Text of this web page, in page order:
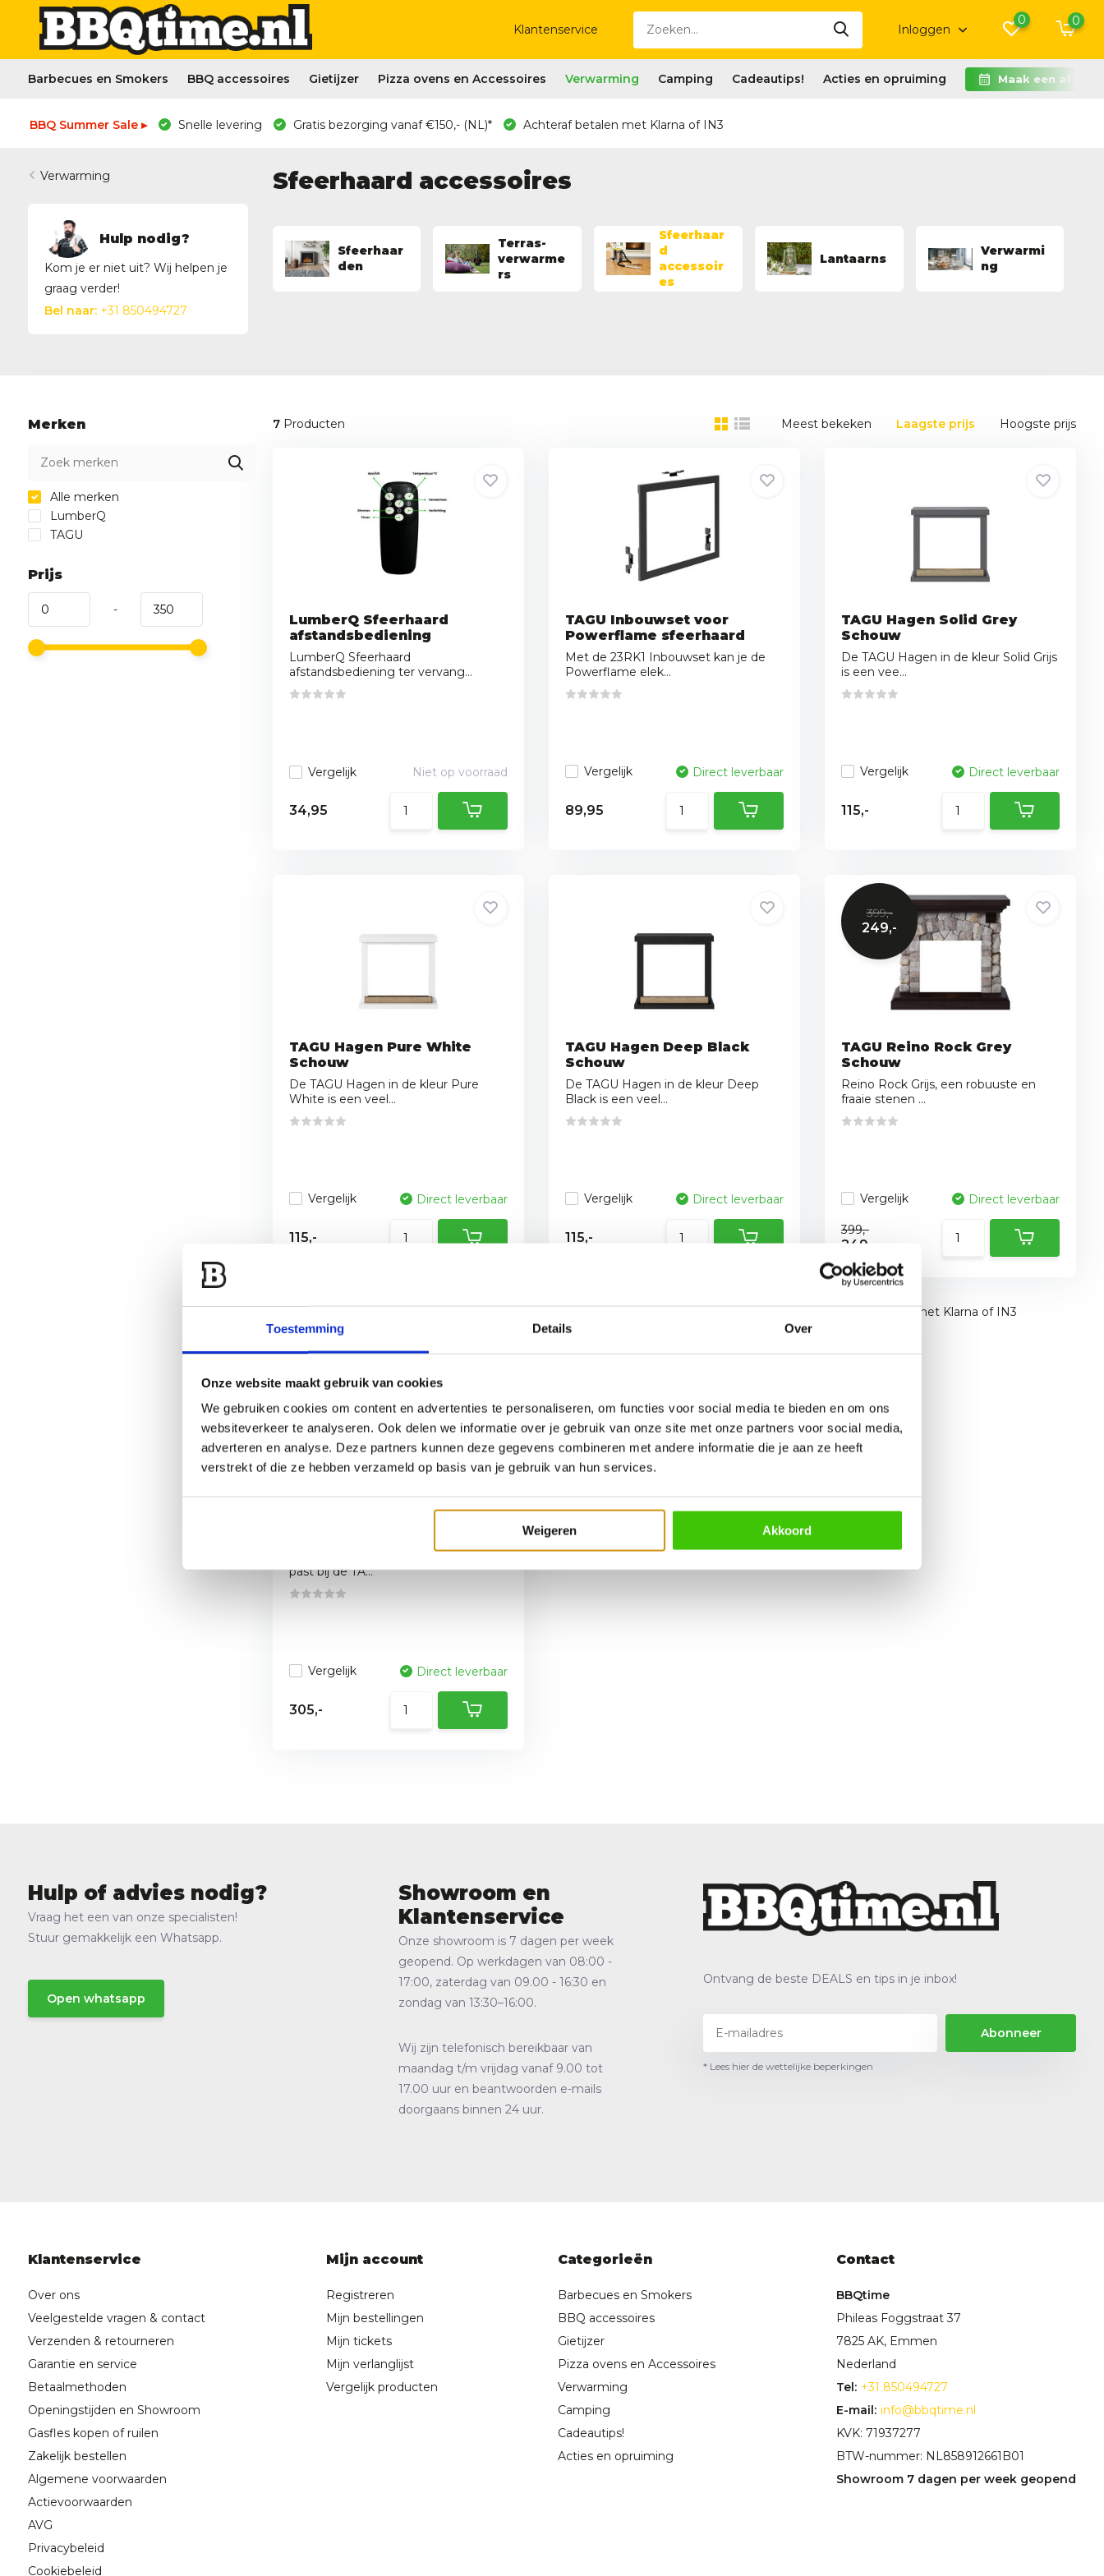
Toestemming Details Over
Onze website maakt gebruik van cookies
We gebruiken cookies om content en advertenties te personaliseren, om functies voor social media te bieden en om ons
websiteverkeer te analyseren. Ook delen we informatie over je gebruik van onze site met onze partners voor social media,
adverteren en analyse. Deze partners kunnen deze gegevens combineren met andere informatie die je aan ze heeft
verstrekt of die ze hebben verzameld op basis van je gebruik van hun services.
Weigeren Akkoord
Klantenservice Inloggen
0 0
Barbecues en Smokers BBQ accessoires Gietijzer Pizza ovens en Accessoires Verwarming Camping Cadeautips! Acties en opruiming Maak een
BBQ Summer Sale ▸ Snelle levering Gratis bezorging vanaf €150,- (NL)* Achteraf betalen met Klarna of IN3
Verwarming
Hulp nodig?
Kom je er niet uit? Wij helpen je
graag verder!
Bel naar:+31 850494727
Sfeerhaard accessoires
Sfeerhaar
den
Terras-
verwarme
rs
Sfeerhaar
d
accessoir
es
Lantaarns
Verwarmi
ng
Merken
Alle merken
LumberQ
TAGU
Prijs
-
7Producten Meest bekeken Laagste prijs Hoogste prijs
LumberQ Sfeerhaard
afstandsbediening
LumberQ Sfeerhaard
afstandsbediening ter vervang...
Vergelijk Niet op voorraad
34,95
TAGU Inbouwset voor
Powerflame sfeerhaard
Met de 23RK1 Inbouwset kan je de
Powerflame elek...
Vergelijk Direct leverbaar
89,95
TAGU Hagen Solid Grey
Schouw
De TAGU Hagen in de kleur Solid Grijs
is een vee...
Vergelijk Direct leverbaar
115,-
TAGU Hagen Pure White
Schouw
De TAGU Hagen in de kleur Pure
White is een veel...
Vergelijk Direct leverbaar
115,-
TAGU Hagen Deep Black
Schouw
De TAGU Hagen in de kleur Deep
Black is een veel...
Vergelijk Direct leverbaar
115,-
399,-
249,-
TAGU Reino Rock Grey
Schouw
Reino Rock Grijs, een robuuste en
fraaie stenen ...
Vergelijk Direct leverbaar
399,-
249,-
Snelle levering Gratis bezorging vanaf €150,- (NL)* Achteraf betalen met Klarna of IN3
Geef uw muur een accent kleur die
past bij de TA...
Vergelijk Direct leverbaar
305,-
Hulp of advies nodig?
Vraag het een van onze specialisten!
Stuur gemakkelijk een Whatsapp.
Open whatsapp
Showroom en
Klantenservice
Onze showroom is 7 dagen per week
geopend. Op werkdagen van 08:00 -
17:00, zaterdag van 09.00 - 16:30 en
zondag van 13:30–16:00.
Wij zijn telefonisch bereikbaar van
maandag t/m vrijdag vanaf 9.00 tot
17.00 uur en beantwoorden e-mails
doorgaans binnen 24 uur.
Ontvang de beste DEALS en tips in je inbox!
Abonneer
* Lees hier de wettelijke beperkingen
Klantenservice
Over ons
Veelgestelde vragen & contact
Verzenden & retourneren
Garantie en service
Betaalmethoden
Openingstijden en Showroom
Gasfles kopen of ruilen
Zakelijk bestellen
Algemene voorwaarden
Actievoorwaarden
AVG
Privacybeleid
Cookiebeleid
Mijn account
Registreren
Mijn bestellingen
Mijn tickets
Mijn verlanglijst
Vergelijk producten
Categorieën
Barbecues en Smokers
BBQ accessoires
Gietijzer
Pizza ovens en Accessoires
Verwarming
Camping
Cadeautips!
Acties en opruiming
Contact
BBQtime
Phileas Foggstraat 37
7825 AK, Emmen
Nederland
Tel: +31 850494727
E-mail: info@bbqtime.nl
KVK: 71937277
BTW-nummer: NL858912661B01
Showroom 7 dagen per week geopend